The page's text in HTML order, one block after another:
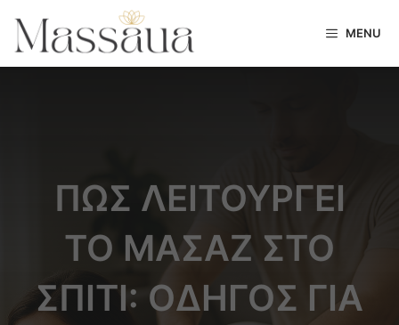
MENU
ΠΏΣ ΛΕΙΤΟΥΡΓΕΊ
ΤΟ ΜΑΣΆΖ ΣΤΟ
ΣΠΊΤΙ: ΟΔΗΓΌΣ ΓΙΑ